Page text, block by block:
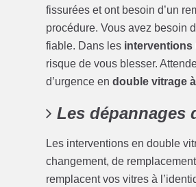
fissurées et ont besoin d’un
procédure. Vous avez besoin
fiable. Dans les interventions
risque de vous blesser.
d’urgence endouble vitrage
Les dépannages
Les interventions en double
changement, de
remplacent vos vitres à